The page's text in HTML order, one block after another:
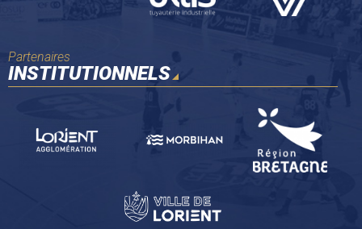
Partenaires
INSTITUTIONNELS